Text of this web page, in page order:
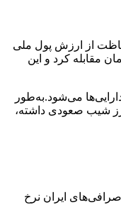
از ارزش پول ملی
مقابله کرد و این
می‌شود.‌به‌طور
شیب صعودی داشته،
قیمت ارز در بازار داخلی سخن گفت و اعلام کرد: کانال تلگرامی که از ۹صبح برای همه صرافی‌های ایران نرخ